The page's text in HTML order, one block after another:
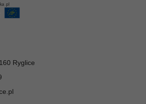
Ryglice